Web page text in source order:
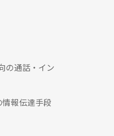
の通話・イン
報伝達手段